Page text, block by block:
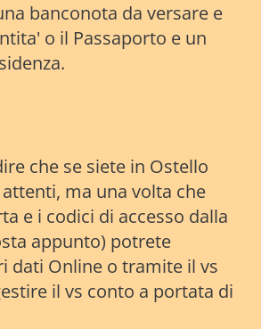
banconota da versare e
o il Passaporto e un
che se siete in Ostello
ma una volta che
e i codici di accesso dalla
appunto) potrete
dati Online o tramite il vs
il vs conto a portata di